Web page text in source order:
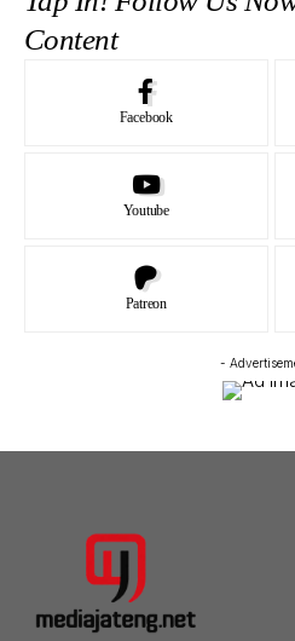
Content
Facebook
Youtube
Patreon
-